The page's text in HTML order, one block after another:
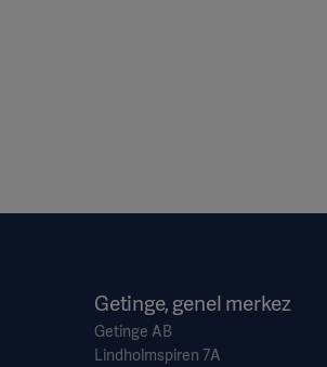
Getinge, genel merkez
Getinge AB
Lindholmspiren 7A